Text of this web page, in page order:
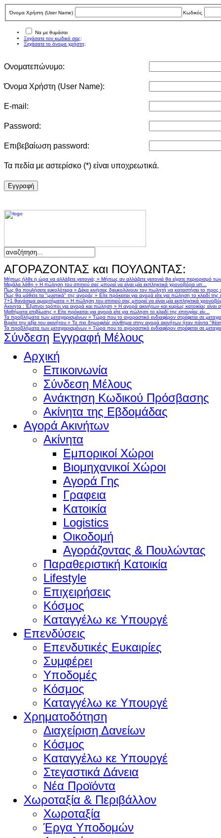
Όνομα Χρήστη (User Νame) Κωδικός
Να με θυμάσαι
Ξεχάσατε τον κωδικό σας;
Ξεχάσατε το όνομα χρήστη;
Ονοματεπώνυμο:
Όνομα Χρήστη (User Νame):
E-mail:
Password:
Επιβεβαίωση password:
Τα πεδία με αστερίσκο (*) είναι υποχρεωτικά.
Eγγραφή
ΑΓΟΡΑΖΟΝΤΑΣ και ΠΟΥΛΩΝΤΑΣ:
Μήπως ήλθε η ώρα να αλλάξετε γειτονιά; » Μήπως αν αλλάζατε γειτονιά θα είχατε περιορισμό
Μεγάλα λάθη » Η πώληση του σπιτιού σας μπορεί να είναι μία εκπληκτικά χρονοβόρα υπ...
Πως θα πουλήσετε ευκολότερα » Δέκα κινήσεις διευκολύνουν τον πωλητή να καταστήσει το
Πως θα μάθετε τα "μυστικά" της αγοράς » Είτε πρόκειται για αγορά είτε για πώληση το κλειδί της
7+1 θανάσιμα αμαρτήματα » Η πώληση του σπιτιού σας μπορεί να είναι μία εκπληκτικά
Ακινητα : Έξυπνοι τρόποι για αγορά και πώληση » Η αγορά ακινήτων και κυρίως κατοικίας
Μαθήματα επιβίωσης » Είτε πρόκειται για αγορά είτε για πώληση το κλειδί της επιτυχίας είν...
Τα προβλήματα των μεταχειρισμένων » Τώρα που το αγοραστικό ενδιαφέρον στρέφεται σε
Βρείτε την αξία του ακινήτου » Το πιο δημοφιλές σύνθημα στην αγορά ακινήτων ήταν πάντα
Τα προβλήματα των μεταχειρισμένων » Τώρα που το αγοραστικό ενδιαφέρον στρέφεται σε
Σύνδεση Εγγραφή Μέλους
Αρχική
Επικοινωνία
Σύνδεση Μέλους
Ανάκτηση Κωδικού Πρόσβασης
Ακίνητα της Εβδομάδας
Αγορά Ακινήτων
Ακίνητα
Εμπορικοί Χώροι
Βιομηχανικοί Χώροι
Αγορά Γης
Γραφεια
Κατοικία
Logistics
Οικοδομή
Αγοράζοντας & Πουλώντας
Παραθεριστική Κατοικία
Lifestyle
Επιχειρήσεις
Κόσμος
Καταγγέλω κε Υπουργέ
Επενδύσεις
Επενδυτικές Ευκαιρίες
Συμφέρει
Υποδομές
Κόσμος
Καταγγέλω κε Υπουργέ
Χρηματοδότηση
Διαχείριση Δανείων
Κόσμος
Καταγγέλω κε Υπουργέ
Στεγαστικά Δάνεια
Νέα Προϊόντα
Χωροταξία & Περιβάλλον
Χωροταξία
Έργα Υποδομών